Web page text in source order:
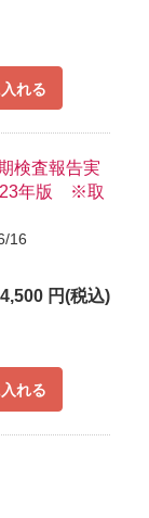
れる
検査報告実
年版 ※取
16
円(税込)
れる